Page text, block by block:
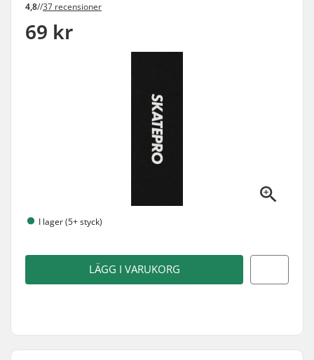
4,8//37 recensioner
69 kr
I lager (5+ styck)
LÄGG I VARUKORG